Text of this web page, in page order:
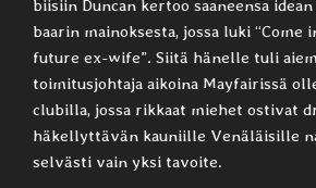
biisiin Duncan kertoo saaneensa
baarin mainoksesta, jossa luki “Come
future ex-wife”. Siitä hänelle tuli
toimitusjohtaja aikoina Mayfairissä
clubilla, jossa rikkaat miehet ostivat
häkellyttävän kauniille Venäläisille
selvästi vain yksi tavoite.